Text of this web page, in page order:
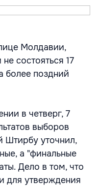
Молдавии,
состояться 17
более поздний
в четверг, 7
выборов
Штирбу уточнил,
а "финальные
Дело в том, что
для утверждения